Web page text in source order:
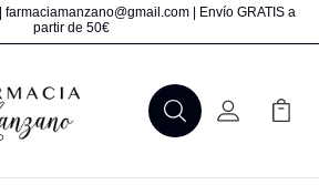
farmaciamanzano@gmail.com | Envío GRATIS a
partir de 50€
BuscarMi Cuenta
Mi